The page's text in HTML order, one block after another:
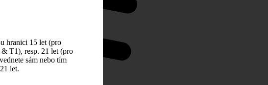
hranici 15 let (pro
T1), resp. 21 let (pro
sám nebo tím
let.